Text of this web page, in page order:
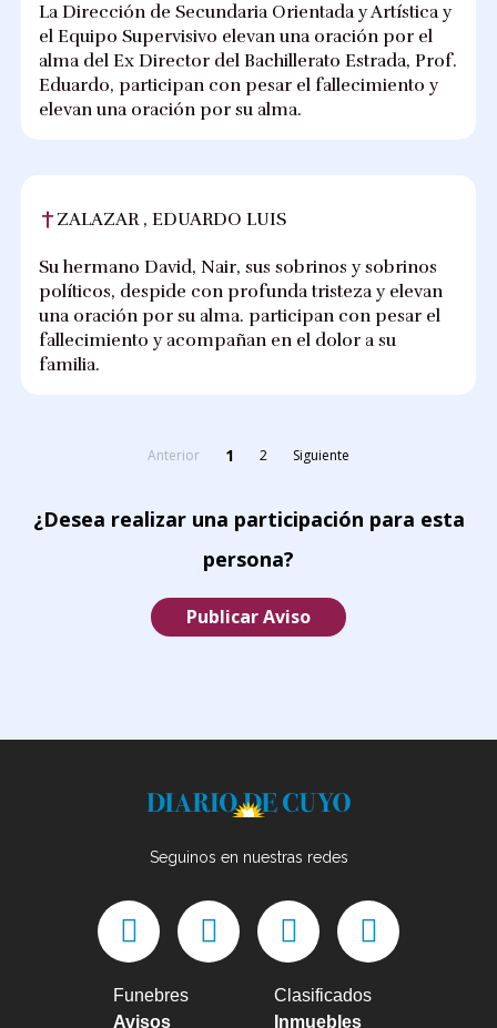
La Dirección de Secundaria Orientada y Artística y
el Equipo Supervisivo elevan una oración por el
alma del Ex Director del Bachillerato Estrada, Prof.
Eduardo, participan con pesar el fallecimiento y
elevan una oración por su alma.
ZALAZAR , EDUARDO LUIS
Su hermano David, Nair, sus sobrinos y sobrinos
políticos, despide con profunda tristeza y elevan
una oración por su alma. participan con pesar el
fallecimiento y acompañan en el dolor a su
familia.
Anterior 1 2 Siguiente
¿Desea realizar una participación para esta
persona?
Publicar Aviso
Seguinos en nuestras redes
Funebres
Avisos
Clasificados
Inmuebles